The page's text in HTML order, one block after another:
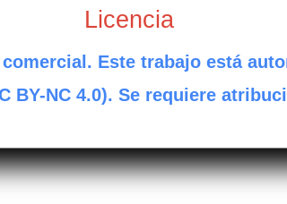
Licencia
Este trabajo está
BY-NC 4.0). Se requiere